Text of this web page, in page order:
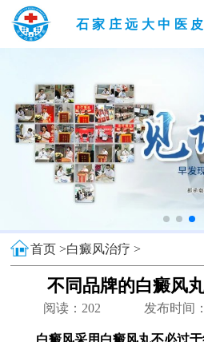
石家庄远大中医
首页 >白癜风治疗 >
不同品牌的白癜风
阅读： 202 发布时间
白癜风采用白癜风丸不必过于